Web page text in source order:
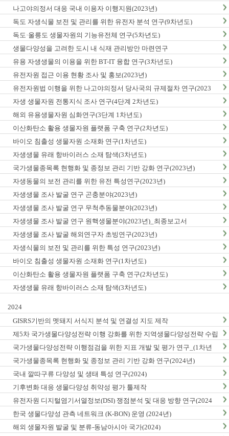
도)
나고야의정서 대응 국내 이용자 이행지원(2023년)
독도 자생식물 보전 및 관리를 위한 유전자 분석 연구(9차년도)
독도·울릉도 생물자원의 기능유전체 연구(5차년도)
생물다양성을 고려한 도시 내 식재 관리방안 마련연구
유용 자생생물의 이용을 위한 BT-IT 융합 연구(3차년도)
유전자원 접근 이용 현황 조사 및 홍보(2023년)
유전자원법 이행을 위한 나고야의정서 당사국의 규제절차 연구(2023
년)
자생 생물자원 전통지식 조사 연구(4단계 2차년도)
해외 유용생물자원 심화연구(3단계 1차년도)
이산화탄소 활용 생물자원 플랫폼 구축 연구(2차년도)
바이오 침출성 생물자원 소재화 연구(1차년도)
자생생물 유래 항바이러스 소재 탐색(3차년도)
국가생물종목록 현행화 및 종정보 관리 기반 강화 연구(2023년)
자생동물의 보전 관리를 위한 유전 특성연구(2023년)
자생생물 조사 발굴 연구 곤충분야(2023년)
자생생물 조사 발굴 연구 무척추동물분야(2023년)
자생생물 조사 발굴 연구 원핵생물분야(2023년)_최종보고서
자생생물 조사 발굴 해외연구자 초빙연구(2023년)
자생식물의 보전 및 관리를 위한 특성 연구(2023년)
바이오 침출성 생물자원 소재화 연구(1차년도)
이산화탄소 활용 생물자원 플랫폼 구축 연구(2차년도)
자생생물 유래 항바이러스 소재 탐색(3차년도)
2024
GISRS기반의 멧돼지 서식지 분석 및 연결성 지도 제작
제5차 국가생물다양성전략 이행 강화를 위한 지역생물다양성전략 수립
및 이행 방안 연구
국가생물다양성전략 이행점검을 위한 지표 개발 및 평가 연구_(1차년
도)
국가생물종목록 현행화 및 종정보 관리 기반 강화 연구(2024년)
국내 깔따구류 다양성 및 생태 특성 연구(2024)
기후변화 대응 생물다양성 취약성 평가 툴제작
유전자원 디지털염기서열정보(DSI) 쟁점분석 및 대응 방향 연구(2024
년)
한국 생물다양성 관측 네트워크 (K-BON) 운영 (2024년)
해외 생물자원 발굴 및 분류-동남아시아 국가(2024)